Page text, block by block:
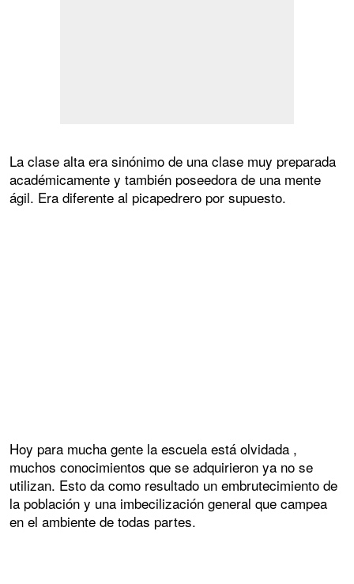
La clase alta era sinónimo de una clase muy preparada
académicamente y también poseedora de una mente
ágil. Era diferente al picapedrero por supuesto.
Hoy para mucha gente la escuela está olvidada ,
muchos conocimientos que se adquirieron ya no se
utilizan. Esto da como resultado un embrutecimiento de
la población y una imbecilización general que campea
en el ambiente de todas partes.